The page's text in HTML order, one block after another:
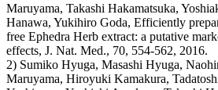
Maruyama, Takashi Hakamatsuka,
Hanawa, Yukihiro Goda, Efficiently
free Ephedra Herb extract: a putative
effects, J. Nat. Med., 70, 554-562, 2016.
2) Sumiko Hyuga, Masashi Hyuga,
Maruyama, Hiroyuki Kamakura,